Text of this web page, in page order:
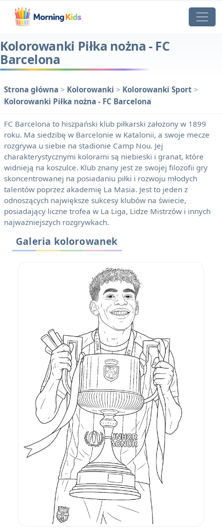
Kolorowanki Piłka nożna - FC
Barcelona
Strona główna > Kolorowanki > Kolorowanki Sport >
Kolorowanki Piłka nożna - FC Barcelona
FC Barcelona to hiszpański klub piłkarski założony w 1899
roku. Ma siedzibę w Barcelonie w Katalonii, a swoje mecze
rozgrywa u siebie na stadionie Camp Nou. Jej
charakterystycznymi kolorami są niebieski i granat, które
widnieją na koszulce. Klub znany jest ze swojej filozofii gry
skoncentrowanej na posiadaniu piłki i rozwoju młodych
talentów poprzez akademię La Masia. Jest to jeden z
odnoszących największe sukcesy klubów na świecie,
posiadający liczne trofea w La Liga, Lidze Mistrzów i innych
najważniejszych rozgrywkach.
Galeria kolorowanek